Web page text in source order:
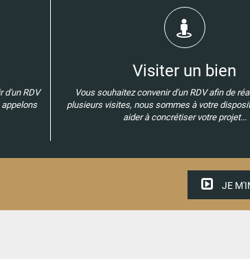
d'un RDV
Visiter un bien
Vous souhaitez convenir d'un RDV afin de
plusieurs visites, nous sommes à votre
aider à concrétiser votre projet...
JE